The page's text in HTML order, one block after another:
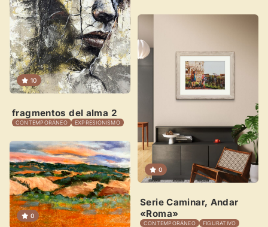
10
fragmentos del alma 2
CONTEMPORÁNEO EXPRESIONISMO
0
0
Serie Caminar, Andar
«Roma»
CONTEMPORÁNEO FIGURATIVO